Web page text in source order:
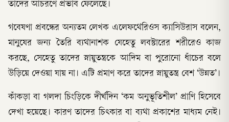
তাদের আচরণে প্রভাব ফেলেছে।
গবেষণা প্রবন্ধের অন্যতম লেখক এলেফথেরিওস ক্যাসিউরাস বলেন,
মানুষের জন্য তৈরি ব্যথানাশক যেহেতু লবস্টারের শরীরেও কাজ
করছে, সেহেতু তাদের স্নায়ুতন্ত্রকে আদিম বা পুরোনো ধাঁচের বলে
উড়িয়ে দেওয়া যায় না। এটি প্রমাণ করে তাদের স্নায়ুতন্ত্র বেশ ‘উন্নত’।
কাঁকড়া বা গলদা চিংড়িকে দীর্ঘদিন ‘কম অনুভূতিশীল’ প্রাণি হিসেবে
দেখা হয়েছে। কারণ তাদের চিৎকার বা ব্যথা প্রকাশের মাধ্যম নেই।